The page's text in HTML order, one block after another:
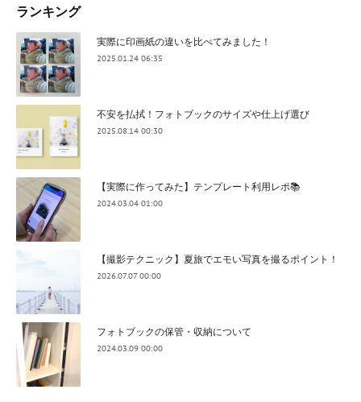
ランキング
実際に印画紙の違いを比べてみました！
2025.01.24 06:35
不安を払拭！フォトブックのサイズや仕上げ選び
2025.08.14 00:30
【実際に作ってみた】テンプレート利用レポ📚
2024.03.04 01:00
【撮影テクニック】夏旅でエモい写真を撮るポイント！
2026.07.07 00:00
フォトブックの保管・収納について
2024.03.09 00:00